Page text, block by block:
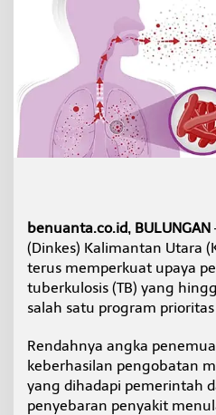
P
e
r
k
a
t
D
e
t
i
n
T
e
r
k
u
benuanta.co.id, BULUNGAN
(Dinkes) Kalimantan Utara
terus memperkuat upaya
tuberkulosis (TB) yang
salah satu program
Rendahnya angka
keberhasilan pengobatan
yang dihadapi pemerintah
penyebaran penyakit